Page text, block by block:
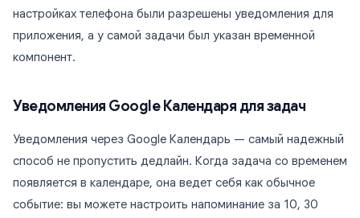
настройках телефона были разрешены уведомления для
приложения, а у самой задачи был указан временной
компонент.
Уведомления Google Календаря для задач
Уведомления через Google Календарь — самый надежный
способ не пропустить дедлайн. Когда задача со временем
появляется в календаре, она ведет себя как обычное
событие: вы можете настроить напоминание за 10, 30